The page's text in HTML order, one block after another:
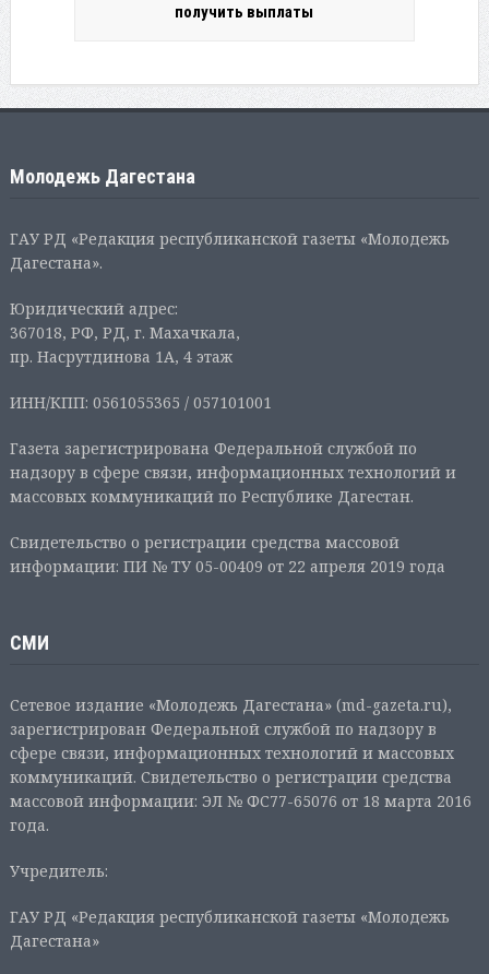
получить выплаты
Молодежь Дагестана
ГАУ РД «Редакция республиканской газеты «Молодежь
Дагестана».
Юридический адрес:
367018, РФ, РД, г. Махачкала,
пр. Насрутдинова 1А, 4 этаж
ИНН/КПП: 0561055365 / 057101001
Газета зарегистрирована Федеральной службой по
надзору в сфере связи, информационных технологий и
массовых коммуникаций по Республике Дагестан.
Свидетельство о регистрации средства массовой
информации: ПИ № ТУ 05-00409 от 22 апреля 2019 года
СМИ
Сетевое издание «Молодежь Дагестана» (md-gazeta.ru),
зарегистрирован Федеральной службой по надзору в
сфере связи, информационных технологий и массовых
коммуникаций. Свидетельство о регистрации средства
массовой информации: ЭЛ № ФС77-65076 от 18 марта 2016
года.
Учредитель:
ГАУ РД «Редакция республиканской газеты «Молодежь
Дагестана»